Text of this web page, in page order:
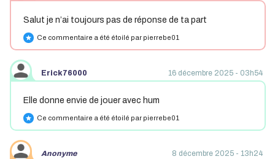
Salut je n’ai toujours pas de réponse de ta part
star Ce commentaire a été étoilé par pierrebe01
Erick76000 16 décembre 2025 - 03h54
Elle donne envie de jouer avec hum
star Ce commentaire a été étoilé par pierrebe01
Anonyme 8 décembre 2025 - 13h24